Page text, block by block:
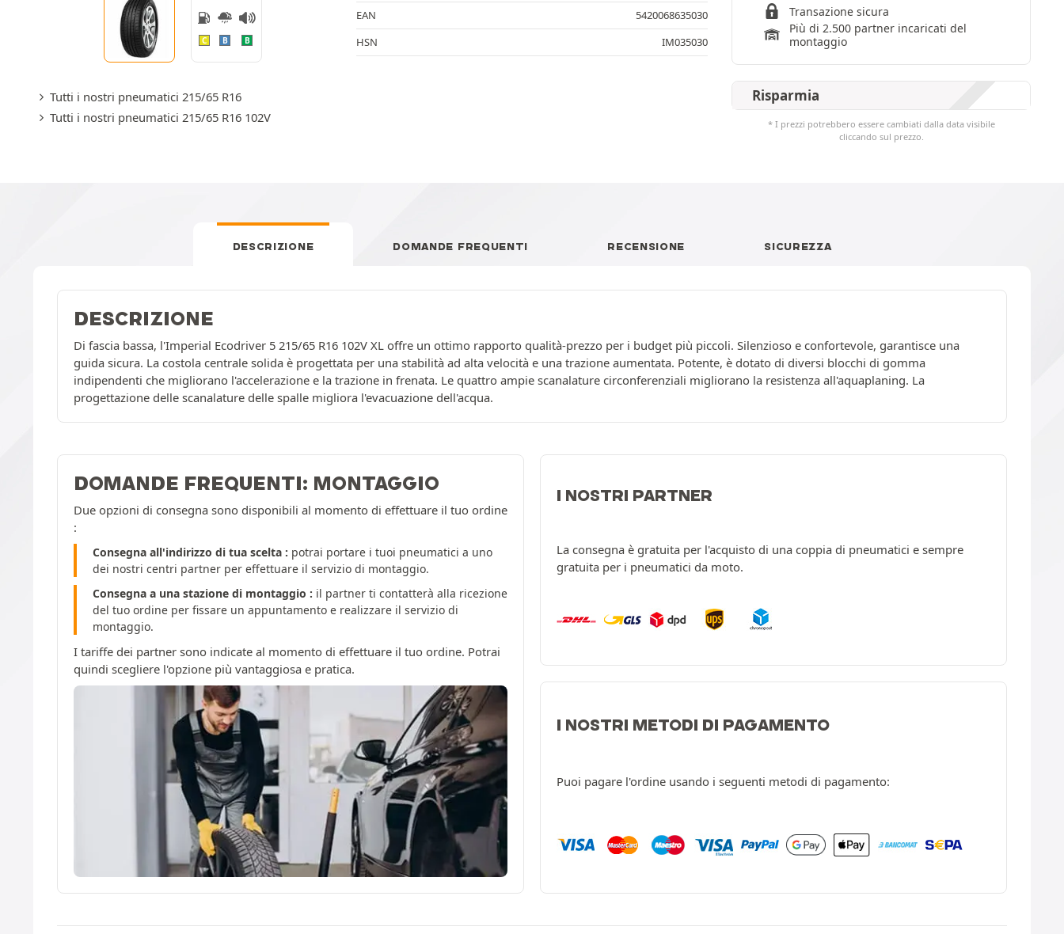
C B B
Tutti i nostri pneumatici 215/65 R16
Tutti i nostri pneumatici 215/65 R16 102V
Transazione sicura
Più di 2.500 partner incaricati del
montaggio
Risparmia
* I prezzi potrebbero essere cambiati dalla data visibile
cliccando sul prezzo.
EAN
5420068635030
HSN
IM035030
DESCRIZIONE DOMANDE FREQUENTI RECENSIONE SICUREZZA
DESCRIZIONE
Di fascia bassa, l'Imperial Ecodriver 5 215/65 R16 102V XL offre un ottimo rapporto qualità-prezzo per i budget più piccoli. Silenzioso e confortevole, garantisce una
guida sicura. La costola centrale solida è progettata per una stabilità ad alta velocità e una trazione aumentata. Potente, è dotato di diversi blocchi di gomma
indipendenti che migliorano l'accelerazione e la trazione in frenata. Le quattro ampie scanalature circonferenziali migliorano la resistenza all'aquaplaning. La
progettazione delle scanalature delle spalle migliora l'evacuazione dell'acqua.
DOMANDE FREQUENTI: MONTAGGIO
Due opzioni di consegna sono disponibili al momento di effettuare il tuo ordine
:
Consegna all'indirizzo di tua scelta : potrai portare i tuoi pneumatici a uno
dei nostri centri partner per effettuare il servizio di montaggio.
Consegna a una stazione di montaggio : il partner ti contatterà alla ricezione
del tuo ordine per fissare un appuntamento e realizzare il servizio di
montaggio.
I tariffe dei partner sono indicate al momento di effettuare il tuo ordine. Potrai
quindi scegliere l'opzione più vantaggiosa e pratica.
I NOSTRI PARTNER
La consegna è gratuita per l'acquisto di una coppia di pneumatici e sempre
gratuita per i pneumatici da moto.
I NOSTRI METODI DI PAGAMENTO
Puoi pagare l'ordine usando i seguenti metodi di pagamento: